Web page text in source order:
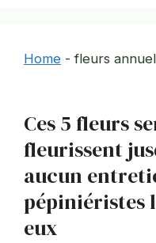
Home -fleurs
Ces 5 fleurs
fleurissent
aucun
pépiniéristes
eux